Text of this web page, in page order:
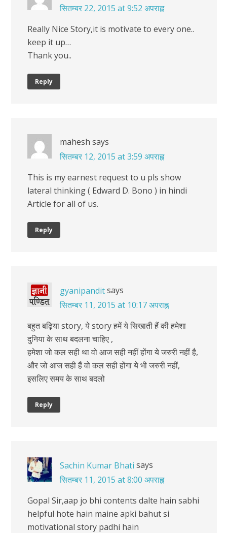
सितम्बर 22, 2015 at 9:52 अपराह्न
Really Nice Story,it is motivate to every one..
keep it up…
Thank you..
Reply
mahesh says
सितम्बर 12, 2015 at 3:59 अपराह्न
This is my earnest request to u pls show
lateral thinking ( Edward D. Bono ) in hindi
Article for all of us.
Reply
gyanipanditsays
सितम्बर 11, 2015 at 10:17 अपराह्न
बहुत बढ़िया story, ये story हमें ये सिखाती हैं की हमेशा
दुनिया के साथ बदलना चाहिए ,
हमेशा जो कल सही था वो आज सही नहीं होंगा ये जरुरी नहीं है,
और जो आज सही हैं वो कल सही होंगा ये भी जरुरी नहीं,
इसलिए समय के साथ बदलो
Reply
Sachin Kumar Bhati says
सितम्बर 11, 2015 at 8:00 अपराह्न
Gopal Sir,aap jo bhi contents dalte hain sabhi
helpful hote hain maine apki bahut si
motivational story padhi hain